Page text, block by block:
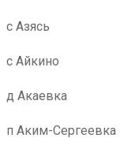
с Азясь
с Айкино
д Акаевка
п Аким-Сергеевка